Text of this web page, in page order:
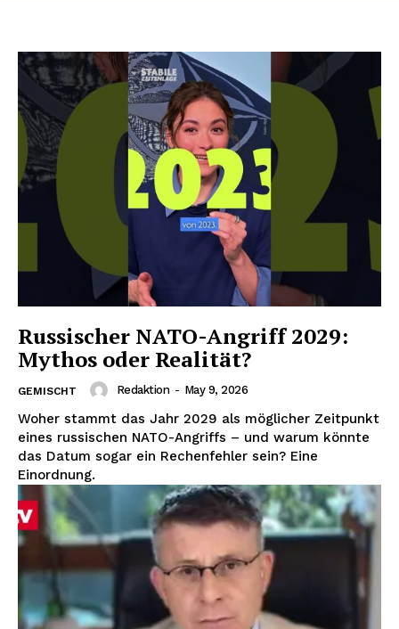
Russischer NATO-Angriff 2029:
Mythos oder Realität?
GEMISCHT Redaktion - May 9, 2026
Woher stammt das Jahr 2029 als möglicher Zeitpunkt
eines russischen NATO-Angriffs – und warum könnte
das Datum sogar ein Rechenfehler sein? Eine
Einordnung.